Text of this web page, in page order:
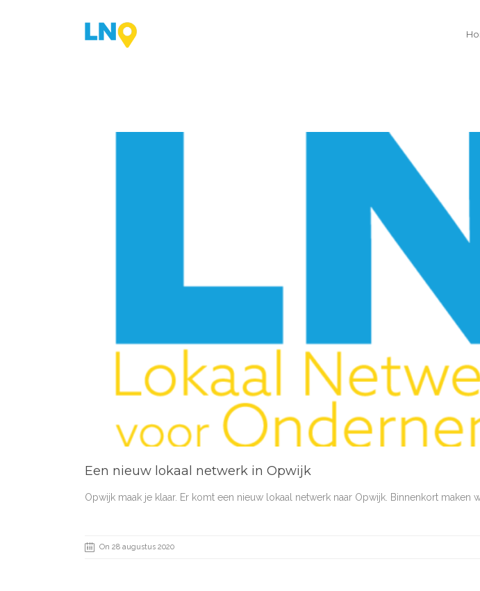
Een nieuw lokaal netwerk in Opwijk
Opwijk maak je klaar. Er komt een nieuw lokaal netwerk naar Opwijk. Binnenkort
On 28 augustus 2020